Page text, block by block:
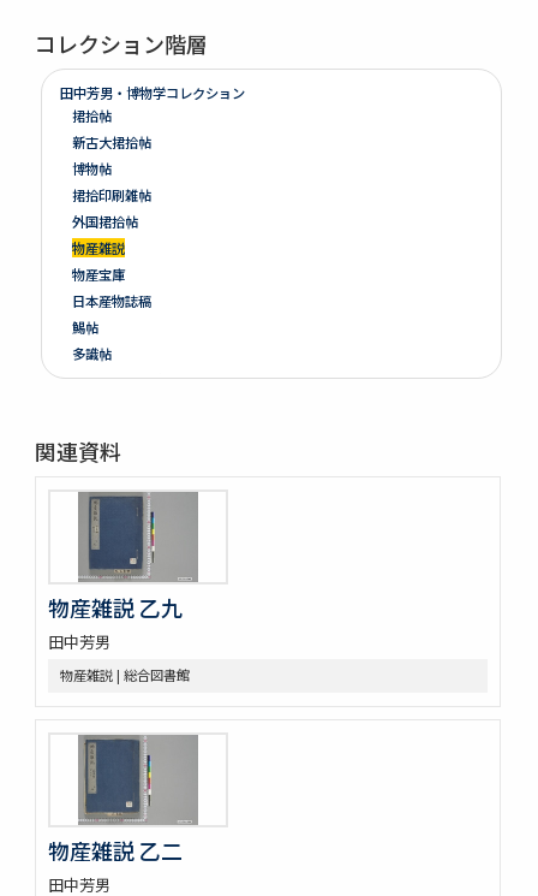
コレクション階層
田中芳男・博物学コレクション
捃拾帖
新古大捃拾帖
博物帖
捃拾印刷雑帖
外国捃拾帖
物産雑説
物産宝庫
日本産物誌稿
鯣帖
多識帖
明治六年墺國博覽會出品寫真帖
神都印刷帖附農業館掛図・絵
共進会並水産博覧会帖
繭絲織物陶漆器共進会帖
博物學寫眞圖
鳥類標本及寫眞圖
雀巣庵禽譜
隨観冩真 20巻 (存4巻)
蟲豸圖譜 (存2巻)
坤輿圖説
象志
鶴虱攷 1巻附聖恵方1巻醫方類聚撮鈔1巻
薩州産物録
搾油濫觴 1巻裏書1巻附考1巻
甘蔗記 1巻附1巻
砂糖製作記 : 砂糖の作りかたをしる
関連資料
物産雑説 乙九
田中芳男
物産雑説 | 総合図書館
物産雑説 乙二
田中芳男